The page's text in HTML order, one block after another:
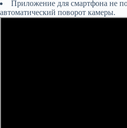
Приложение для смартфона не
автоматический поворот камеры.